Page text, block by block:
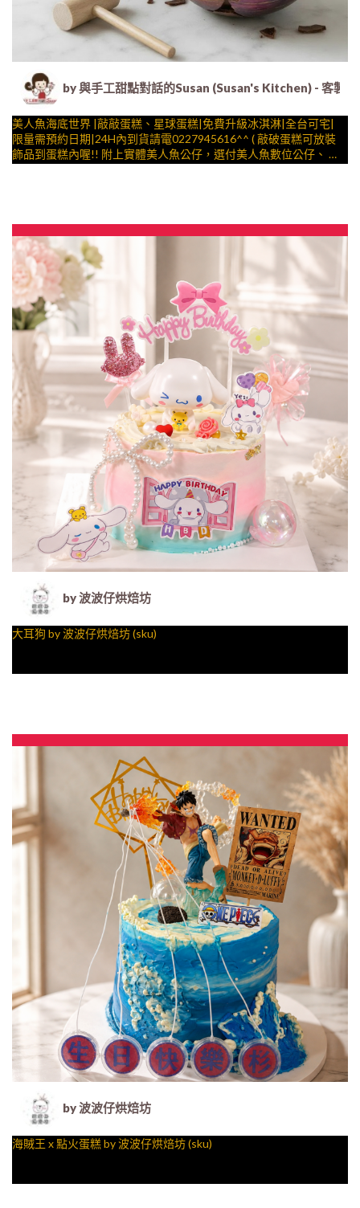
by 與手工甜點對話的Susan (Susan's Kitchen) - 客製
美人魚海底世界 |敲敲蛋糕、星球蛋糕|免費升級冰淇淋|全台可宅|
限量需預約日期|24H內到貨請電0227945616^^ ( 敲破蛋糕可放裝
飾品到蛋糕內喔!! 附上實體美人魚公仔，選付美人魚數位公仔、 造
by 波波仔烘焙坊
大耳狗 by 波波仔烘焙坊 (sku)
by 波波仔烘焙坊
海賊王 x 點火蛋糕 by 波波仔烘焙坊 (sku)